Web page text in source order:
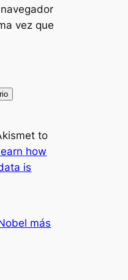
vez que
to
how
is
más